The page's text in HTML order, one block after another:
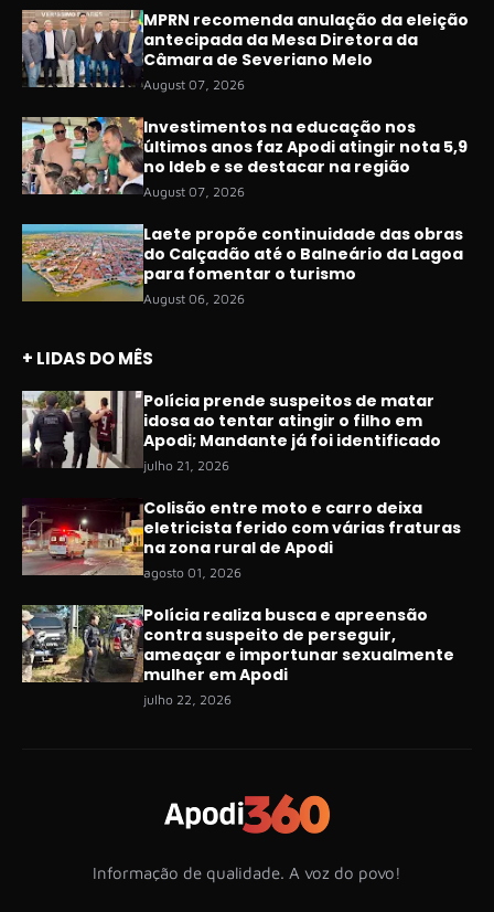
MPRN recomenda anulação da eleição
antecipada da Mesa Diretora da
Câmara de Severiano Melo
August 07, 2026
Investimentos na educação nos
últimos anos faz Apodi atingir nota 5,9
no Ideb e se destacar na região
August 07, 2026
Laete propõe continuidade das obras
do Calçadão até o Balneário da Lagoa
para fomentar o turismo
August 06, 2026
+ LIDAS DO MÊS
Polícia prende suspeitos de matar
idosa ao tentar atingir o filho em
Apodi; Mandante já foi identificado
julho 21, 2026
Colisão entre moto e carro deixa
eletricista ferido com várias fraturas
na zona rural de Apodi
agosto 01, 2026
Polícia realiza busca e apreensão
contra suspeito de perseguir,
ameaçar e importunar sexualmente
mulher em Apodi
julho 22, 2026
Informação de qualidade. A voz do povo!